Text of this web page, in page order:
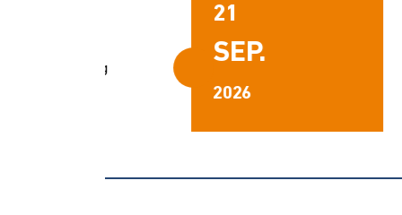
Eens per maand wordt er door een
enthousiaste club vrijwilligers
gekookt voor...